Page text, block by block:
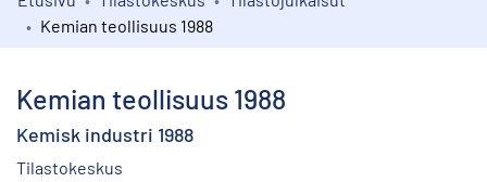
Kokoelmat
Kemian teollisuus 1988
Kemian teollisuus 1988
Kemisk industri 1988
Tilastokeskus